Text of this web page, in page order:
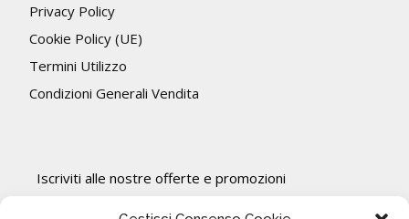
Privacy Policy
Cookie Policy (UE)
Termini Utilizzo
Condizioni Generali Vendita
Iscriviti alle nostre offerte e promozioni